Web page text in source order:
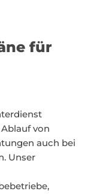
für
von
auch bei
Unser